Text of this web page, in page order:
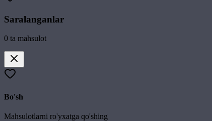
Saralanganlar
0 ta mahsulot
Bo'sh
Mahsulotlarni ro'yxatga qo'shing